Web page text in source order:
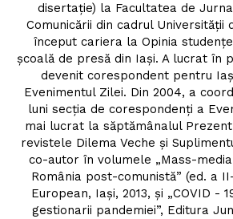
disertație) la Facultatea de
Comunicării din cadrul Universității
început cariera la Opinia
școală de presă din Iași. A lucrat în
devenit corespondent pentru
Evenimentul Zilei. Din 2004, a
luni secția de corespondenți a
mai lucrat la săptămânalul
revistele Dilema Veche și
co-autor în volumele „Mass-
România post-comunistă” (ed. a
European, Iași, 2013, și „COVID -
gestionarii pandemiei”, Editura